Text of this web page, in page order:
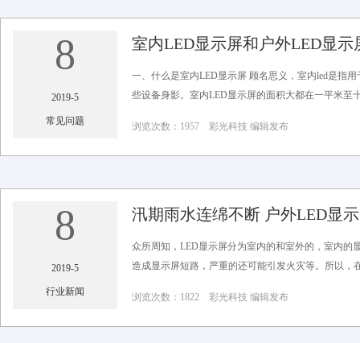
8
2019-5
常见问题
室内LED显示屏和户外LED显
一、什么是室内LED显示屏 顾名思义，室内led是指
些设备身影。室内LED显示屏的面积大都在一平米至
浏览次数：1957 彩光科技 编辑发布
8
2019-5
行业新闻
汛期雨水连绵不断 户外LED显
众所周知，LED显示屏分为室内的和室外的，室内的
造成显示屏短路，严重的还可能引发火灾等。所以
浏览次数：1822 彩光科技 编辑发布